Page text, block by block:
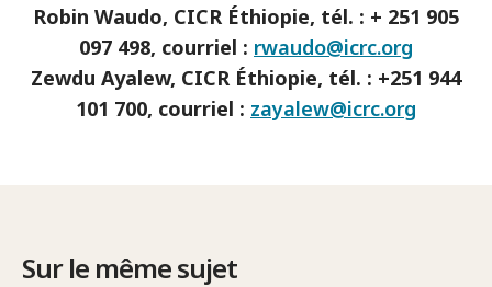
Robin Waudo, CICR Éthiopie, tél. : + 251 905
097 498, courriel : rwaudo@icrc.org
Zewdu Ayalew, CICR Éthiopie, tél. : +251 944
101 700, courriel : zayalew@icrc.org
Sur le même sujet